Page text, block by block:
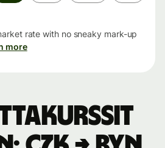
rate with no sneaky mark-up
more